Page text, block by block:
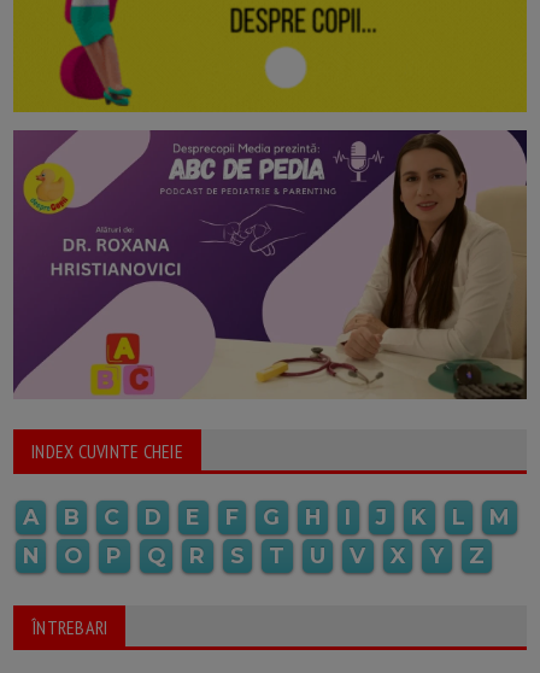
INDEX CUVINTE CHEIE
A B C D E F G H I J K L
M
N
O P Q R S T U V X Y Z
ÎNTREBARI